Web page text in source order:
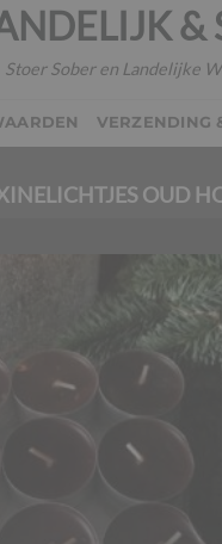
&
Stoer Sober en Landelijke
VERZENDING
OUD